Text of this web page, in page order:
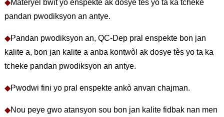
◆Materyèl bwit yo enspekte ak dosye tès yo ta ka tcheke
pandan pwodiksyon an antye.
◆Pandan pwodiksyon an, QC-Dep pral enspekte bon jan
kalite a, bon jan kalite a anba kontwòl ak dosye tès yo ta ka
tcheke pandan pwodiksyon an antye.
◆Pwodwi fini yo pral enspekte ankò anvan chajman.
◆Nou peye gwo atansyon sou bon jan kalite fidbak nan men